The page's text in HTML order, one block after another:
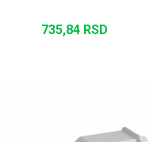
735,84 RSD